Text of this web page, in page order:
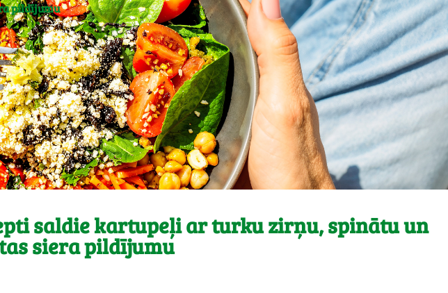
pildījumu
saldie kartupeļi ar turku zirņu, spinātu un
siera pildījumu